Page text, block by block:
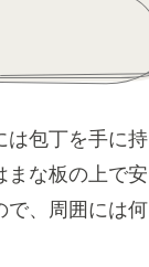
は包丁を手に持
まな板の上で安
で、周囲には何